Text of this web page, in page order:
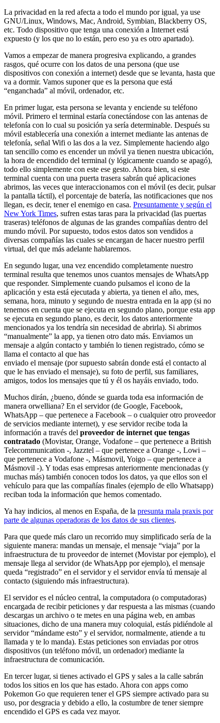
La privacidad en la red afecta a todo el mundo por igual, ya use
GNU/Linux, Windows, Mac, Android, Symbian, Blackberry OS,
etc. Todo dispositivo que tenga una conexión a Internet está
expuesto (y los que no lo están, pero eso ya es otro apartado).
Vamos a empezar de manera progresiva explicando, a grandes
rasgos, qué ocurre con los datos de una persona (que use
dispositivos con conexión a internet) desde que se levanta, hasta que
va a dormir. Vamos suponer que es la persona que está
“enganchada” al móvil, ordenador, etc.
En primer lugar, esta persona se levanta y enciende su teléfono
móvil. Primero el terminal estaría conectándose con las antenas de
telefonía con lo cual su posición ya sería determinable. Después su
móvil establecería una conexión a internet mediante las antenas de
telefonía, señal Wifi o las dos a la vez. Simplemente haciendo algo
tan sencillo como es encender un móvil ya tienen nuestra ubicación,
la hora de encendido del terminal (y lógicamente cuando se apagó),
todo ello simplemente con este ese gesto. Ahora bien, si este
terminal cuenta con una puerta trasera sabrán qué aplicaciones
abrimos, las veces que interaccionamos con el móvil (es decir, pulsar
la pantalla táctil), el porcentaje de batería, las notificaciones que nos
llegan, es decir, tener el enemigo en casa. Presuntamente y según el
New York Times, sufren estas taras para la privacidad (las puertas
traseras) teléfonos de algunas de las grandes compañías dentro del
mundo móvil. Por supuesto, todos estos datos son vendidos a
diversas compañías las cuales se encargan de hacer nuestro perfil
virtual, del que más adelante hablaremos.
En segundo lugar, una vez encendido completamente nuestro
terminal resulta que tenemos unos cuantos mensajes de WhatsApp
que responder. Simplemente cuando pulsamos el icono de la
aplicación y esta está ejecutada y abierta, ya tienen el año, mes,
semana, hora, minuto y segundo de nuestra entrada en la app (si no
tenemos en cuenta que se ejecuta en segundo plano, porque esta app
se ejecuta en segundo plano, es decir, los datos anteriormente
mencionados ya los tendría sin necesidad de abrirla). Si abrimos
“manualmente” la app, ya tienen otro dato más. Enviamos un
mensaje a algún contacto y también lo tienen registrado, cómo se
llama el contacto al que has
enviado el mensaje (por supuesto sabrán donde está el contacto al
que le has enviado el mensaje), su foto de perfil, sus familiares,
amigos, todos los mensajes que tú y él os hayáis enviado, todo.
Muchos dirán, ¿bueno, dónde se guarda toda esa información de
manera orwelliana? En el servidor (de Google, Facebook,
WhatsApp – que pertenece a Facebook – o cualquier otro proveedor
de servicios mediante internet), y ese servidor recibe toda la
información a través del proveedor de internet que tengas
contratado (Movistar, Orange, Vodafone – que pertenece a British
Telecommunication -, Jazztel – que pertenece a Orange -, Lowi –
que pertenece a Vodafone -, Másmovil, Yoigo – que pertenece a
Másmovil -). Y todas esas empresas anteriormente mencionadas (y
muchas más) también conocen todos los datos, ya que ellos son el
vehículo para que las compañías finales (ejemplo de ello Whatsapp)
reciban toda la información que hemos comentado.
Ya hay indicios, al menos en España, de la presunta mala praxis por
parte de algunas operadoras de los datos de sus clientes.
Para que quede más claro un recorrido muy simplificado sería de la
siguiente manera: mandas un mensaje, el mensaje “viaja” por la
infraestructura de tu proveedor de internet (Movistar por ejemplo), el
mensaje llega al servidor (de WhatsApp por ejemplo), el mensaje
queda “registrado” en el servidor y el servidor envía tú mensaje al
contacto (siguiendo más infraestructura).
El servidor es el núcleo central, la computadora (o computadoras)
encargada de recibir peticiones y dar respuesta a las mismas (cuando
descargas un archivo o te metes en una página web, en ambas
situaciones, dicho de una manera muy coloquial, estás pidiéndole al
servidor “mándame esto” y el servidor, normalmente, atiende a tu
llamada y te lo manda). Estas peticiones son enviadas por otros
dispositivos (un teléfono móvil, un ordenador) mediante la
infraestructura de comunicación.
En tercer lugar, si tienes activado el GPS y sales a la calle sabrán
todos los sitios en los que has estado. Ahora con apps como
Pokemon Go que requieren tener el GPS siempre activado para su
uso, por desgracia y debido a ello, la costumbre de tener siempre
encendido el GPS es cada vez mayor.